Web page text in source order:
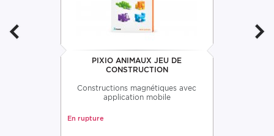
PIXIO ANIMAUX JEU DE
CONSTRUCTION
Constructions magnétiques avec
application mobile
En rupture